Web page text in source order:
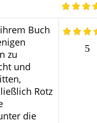
5
Buch
zu
und
Rotz
die